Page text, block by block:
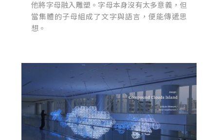
他將字母融入雕塑。字母本身沒有太多意義，但
當集體的子母組成了文字與語言，便能傳遞思
想。